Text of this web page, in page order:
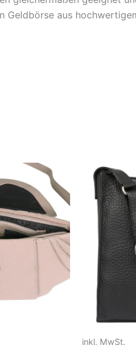
Geldbörse aus
inkl. MwSt.
Dieses
Produkt
weist
mehrere
Varianten
Optionen
können
Produktseite